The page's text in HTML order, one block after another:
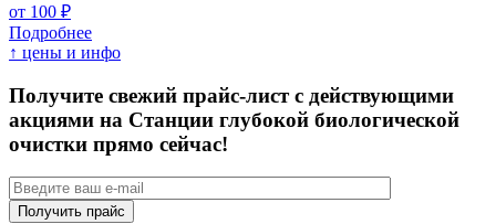
от 100 ₽
Подробнее
↑ цены и инфо
Получите свежий прайс-лист с действующими
акциями на Станции глубокой биологической
очистки прямо сейчас!